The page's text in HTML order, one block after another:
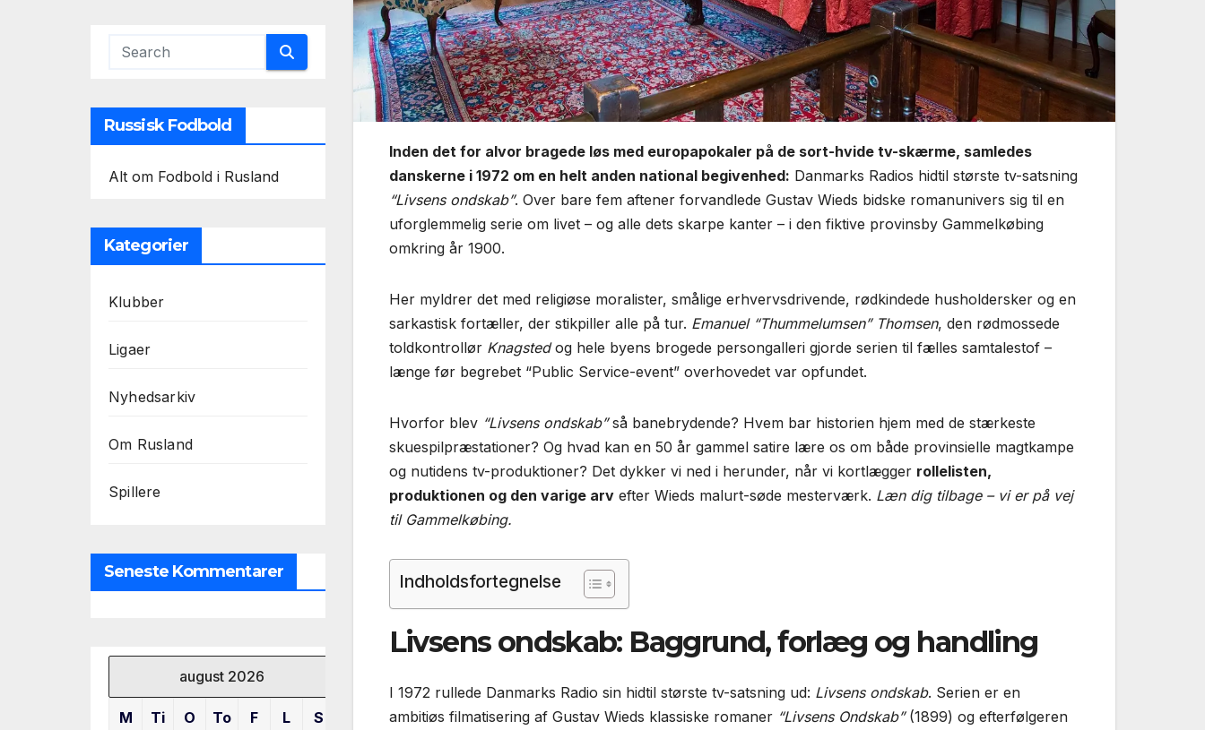
Russisk Fodbold
Alt om Fodbold i Rusland
Kategorier
Klubber
Ligaer
Nyhedsarkiv
Om Rusland
Spillere
Seneste Kommentarer
august 2026
M Ti O To F L S
Inden det for alvor bragede løs med europapokaler på de sort-hvide tv-skærme, samledes
danskerne i 1972 om en helt anden national begivenhed: Danmarks Radios hidtil største tv-satsning
“Livsens ondskab”. Over bare fem aftener forvandlede Gustav Wieds bidske romanunivers sig til en
uforglemmelig serie om livet – og alle dets skarpe kanter – i den fiktive provinsby Gammelkøbing
omkring år 1900.
Her myldrer det med religiøse moralister, smålige erhvervsdrivende, rødkindede husholdersker og en
sarkastisk fortæller, der stikpiller alle på tur. Emanuel “Thummelumsen” Thomsen, den rødmossede
toldkontrollør Knagstedog hele byens brogede persongalleri gjorde serien til fælles samtalestof –
længe før begrebet “Public Service-event” overhovedet var opfundet.
Hvorfor blev “Livsens ondskab”så banebrydende? Hvem bar historien hjem med de stærkeste
skuespilpræstationer? Og hvad kan en 50 år gammel satire lære os om både provinsielle magtkampe
og nutidens tv-produktioner? Det dykker vi ned i herunder, når vi kortlægger rollelisten,
produktionen og den varige arvefter Wieds malurt-søde mesterværk. Læn dig tilbage – vi er på vej
til Gammelkøbing.
Indholdsfortegnelse
Livsens ondskab: Baggrund, forlæg og handling
I 1972 rullede Danmarks Radio sin hidtil største tv-satsning ud: Livsens ondskab. Serien er en
ambitiøs filmatisering af Gustav Wieds klassiske romaner “Livsens Ondskab”(1899) og efterfølgeren